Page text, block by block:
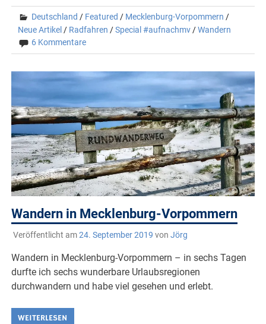
Deutschland / Featured / Mecklenburg-Vorpommern /
Neue Artikel / Radfahren /Special #aufnachmv/Wandern
6 Kommentare
Wandern in Mecklenburg-Vorpommern
Veröffentlicht am24. September 2019 von Jörg
Wandern in Mecklenburg-Vorpommern – in sechs Tagen
durfte ich sechs wunderbare Urlaubsregionen
durchwandern und habe viel gesehen und erlebt.
WEITERLESEN